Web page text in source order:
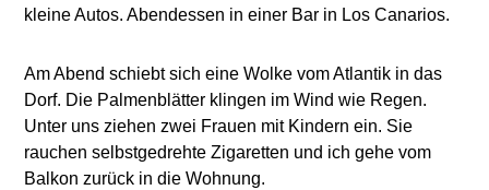
kleine Autos. Abendessen in einer Bar in Los Canarios.
Am Abend schiebt sich eine Wolke vom Atlantik in das
Dorf. Die Palmenblätter klingen im Wind wie Regen.
Unter uns ziehen zwei Frauen mit Kindern ein. Sie
rauchen selbstgedrehte Zigaretten und ich gehe vom
Balkon zurück in die Wohnung.